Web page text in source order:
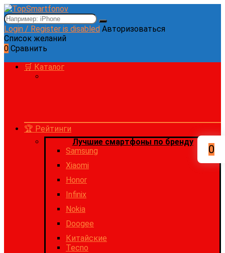
Login / Register is disabled Авторизоваться
Список желаний
0 Сравнить
🛒 Каталог
🏆 Рейтинги
Лучшие смартфоны по бренду
Samsung
Xiaomi
Honor
Infinix
Nokia
Doogee
Китайские
Tecno
0